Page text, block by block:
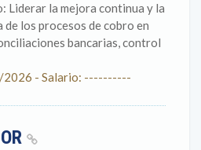
Liderar la mejora continua y la
los procesos de cobro en
bancarias, control
2026 - Salario: ----------